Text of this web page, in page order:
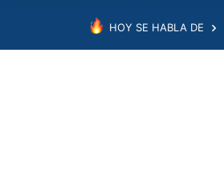
HOY SE HABLA DE